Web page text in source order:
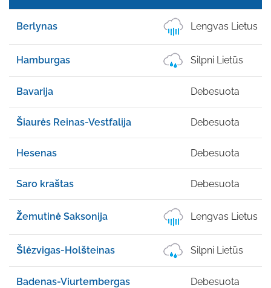
Berlynas Lengvas Lietus
Hamburgas Silpni Lietūs
Bavarija Debesuota
Šiaurės Reinas-Vestfalija Debesuota
Hesenas Debesuota
Saro kraštas Debesuota
Žemutinė Saksonija Lengvas Lietus
Šlėzvigas-Holšteinas Silpni Lietūs
Badenas-Viurtembergas Debesuota